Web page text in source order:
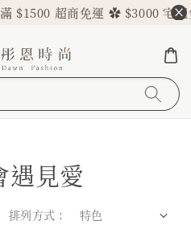
超商免運 ✿ $3000 宅配免運
遇見愛
排列方式 :